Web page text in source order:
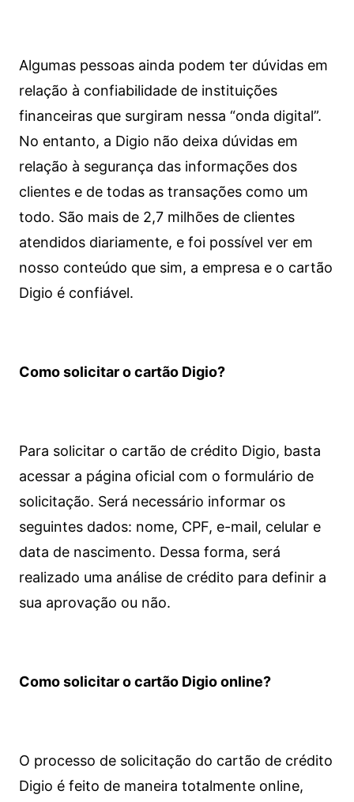
Algumas pessoas ainda podem ter dúvidas em
relação à confiabilidade de instituições
financeiras que surgiram nessa “onda digital”.
No entanto, a Digio não deixa dúvidas em
relação à segurança das informações dos
clientes e de todas as transações como um
todo. São mais de 2,7 milhões de clientes
atendidos diariamente, e foi possível ver em
nosso conteúdo que sim, a empresa e o cartão
Digio é confiável.
Como solicitar o cartão Digio?
Para solicitar o cartão de crédito Digio, basta
acessar a página oficial com o formulário de
solicitação. Será necessário informar os
seguintes dados: nome, CPF, e-mail, celular e
data de nascimento. Dessa forma, será
realizado uma análise de crédito para definir a
sua aprovação ou não.
Como solicitar o cartão Digio online?
O processo de solicitação do cartão de crédito
Digio é feito de maneira totalmente online,